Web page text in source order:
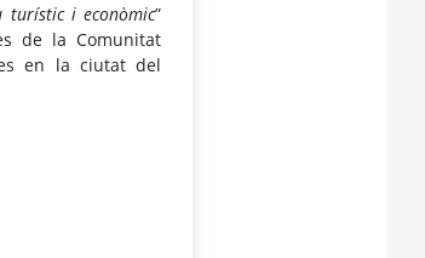
turístic i econòmic”
de la Comunitat
en la ciutat del